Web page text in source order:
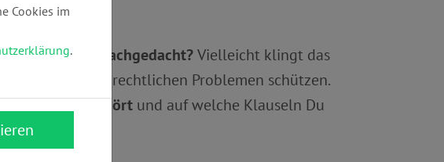
Ehevertrag nachgedacht?Vielleicht klingt das
und rechtlichen Problemen schützen.
hineingehört und auf welche Klauseln Du
Cookies im
.